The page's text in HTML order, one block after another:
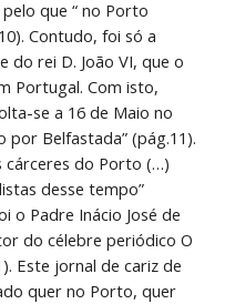
que “ no Porto
Contudo, foi só a
rei D. João VI, que o
Portugal. Com isto,
se a 16 de Maio no
por Belfastada” (pág.11).
cárceres do Porto (…)
desse tempo”
o Padre Inácio José de
do célebre periódico O
Este jornal de cariz de
quer no Porto, quer